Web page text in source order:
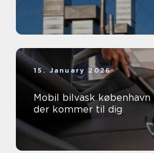
15. January 2026
Mobil bilvask københavn nem bilpleje
der kommer til dig